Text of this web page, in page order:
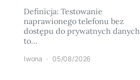
Definicja: Testowanie
naprawionego telefonu bez
dostępu do prywatnych danych
to…
Iwona 05/08/2026